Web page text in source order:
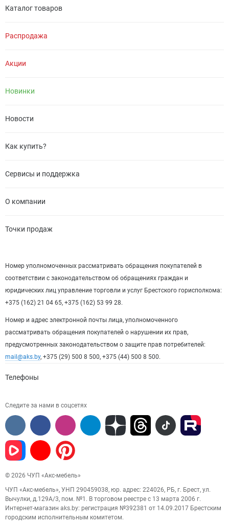
Каталог товаров
Распродажа
Акции
Новинки
Новости
Как купить?
Сервисы и поддержка
О компании
Точки продаж
Номер уполномоченных рассматривать обращения покупателей в
соответствии с законодательством об обращениях граждан и
юридических лиц управление торговли и услуг Брестского горисполкома:
+375 (162) 21 04 65, +375 (162) 53 99 28.
Номер и адрес электронной почты лица, уполномоченного
рассматривать обращения покупателей о нарушении их прав,
предусмотренных законодательством о защите прав потребителей:
mail@aks.by, +375 (29) 500 8 500, +375 (44) 500 8 500.
Телефоны
Следите за нами в соцсетях
© 2026 ЧУП «Акс-мебель»
ЧУП «Акс-мебель», УНП 290459038, юр. адрес: 224026, РБ, г. Брест, ул.
Вычулки, д.129А/3, пом. №1. В торговом реестре с 13 марта 2006 г.
Интернет-магазин aks.by: регистрация №392381 от 14.09.2017 Брестским
городским исполнительным комитетом.